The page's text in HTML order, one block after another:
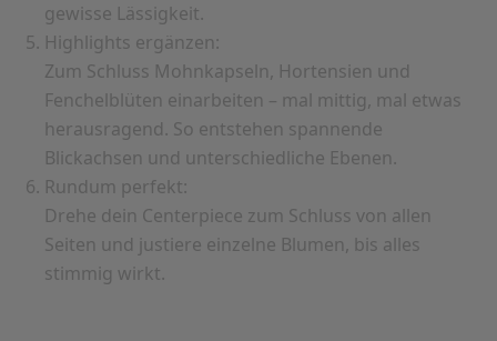
gewisse Lässigkeit.
Highlights ergänzen:
Zum Schluss Mohnkapseln, Hortensien und
Fenchelblüten einarbeiten – mal mittig, mal etwas
herausragend. So entstehen spannende
Blickachsen und unterschiedliche Ebenen.
Rundum perfekt:
Drehe dein Centerpiece zum Schluss von allen
Seiten und justiere einzelne Blumen, bis alles
stimmig wirkt.